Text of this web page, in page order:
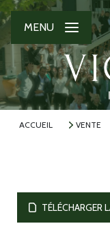
MENU
ACCUEIL VENTE
TÉLÉCHARGER